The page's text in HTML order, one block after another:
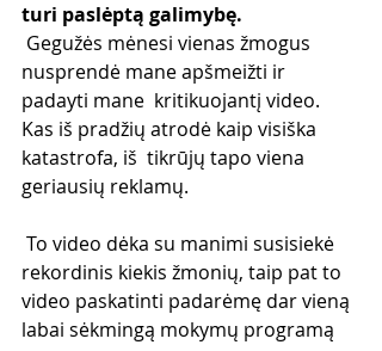
turi paslėptą galimybę.
nusprendė mane apšmeižti ir
padayti mane  kritikuojantį video.
Kas iš pradžių atrodė kaip visiška
katastrofa, iš  tikrūjų tapo viena
geriausių reklamų.
rekordinis kiekis žmonių, taip pat to
video paskatinti padarėmę dar vieną
labai sėkmingą mokymų programą